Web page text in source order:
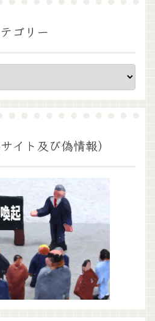
ゴリー
イト及び偽情報）